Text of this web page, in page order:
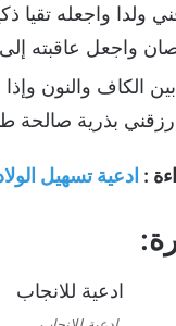
ولدا واجعله تقيا
واجعل ‏عاقبته
الكاف والنون وإذا
بذرية ‏صالحة
: ادعية تسهيل